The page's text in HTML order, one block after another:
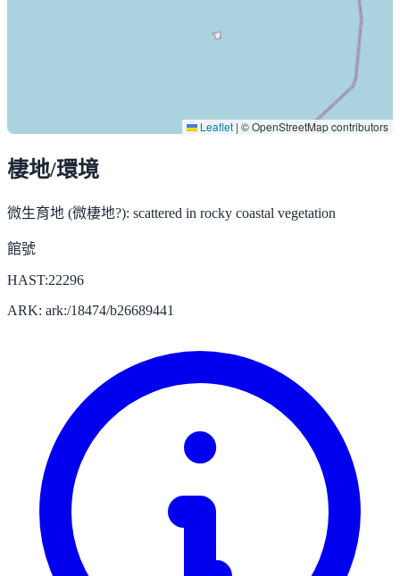
Leaflet | © OpenStreetMap contributors
棲地/環境
微生育地 (微棲地?): scattered in rocky coastal vegetation
館號
HAST:22296
ARK: ark:/18474/b26689441